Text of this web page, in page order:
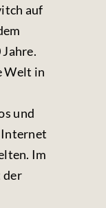
auf
Welt in
und
Internet
Im
der